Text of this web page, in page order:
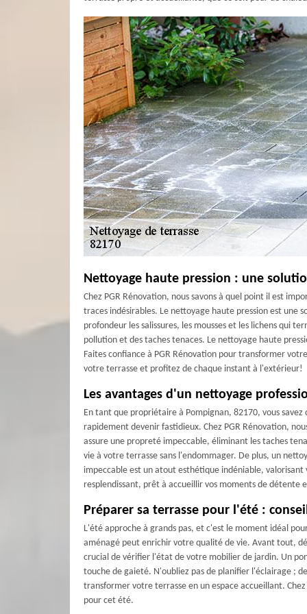
Nettoyage haute pression : une
Chez PGR Rénovation, nous savons à quel point il est
traces indésirables. Le nettoyage haute pression est
profondeur les salissures, les mousses et les lichens qui
pollution et des taches tenaces. Le nettoyage haute
Faites confiance à PGR Rénovation pour transformer
votre terrasse et profitez de chaque instant à l'extérieur!
Les avantages d'un nettoyage
En tant que propriétaire à Pompignan, 82170, vous
rapidement devenir fastidieux. Chez PGR Rénovation,
assure une propreté impeccable, éliminant les taches
vie à votre terrasse sans l'endommager. De plus, un
impeccable est un atout esthétique indéniable,
resplendissant, prêt à accueillir vos moments de détente
Préparer sa terrasse pour l'été :
L'été approche à grands pas, et c'est le moment idéal
aménagé peut enrichir votre qualité de vie. Avant tout,
crucial de vérifier l'état de votre mobilier de jardin. Un
touche de gaieté. N'oubliez pas de planifier l'éclairage ;
transformer votre terrasse en un espace accueillant.
pour cet été.